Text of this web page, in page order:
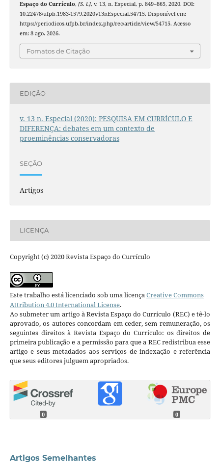
Espaço do Currículo, [S. l.], v. 13, n. Especial, p. 849–865, 2020. DOI:
10.22478/ufpb.1983-1579.2020v13nEspecial.54715. Disponível em:
https://periodicos.ufpb.br/index.php/rec/article/view/54715. Acesso
em: 8 ago. 2026.
Fomatos de Citação
EDIÇÃO
v. 13 n. Especial (2020): PESQUISA EM CURRÍCULO E
DIFERENÇA: debates em um contexto de
proeminências conservadoras
SEÇÃO
Artigos
LICENÇA
Copyright (c) 2020 Revista Espaço do Currículo
Este trabalho está licenciado sob uma licençaCreative Commons
Attribution 4.0 International License.
Ao submeter um artigo à Revista Espaço do Currículo (REC) e tê-lo
aprovado, os autores concordam em ceder, sem remuneração, os
seguintes direitos à Revista Espaço do Currículo: os direitos de
primeira publicação e a permissão para que a REC redistribua esse
artigo e seus metadados aos serviços de indexação e referência
que seus editores julguem apropriados.
0 0
Artigos Semelhantes